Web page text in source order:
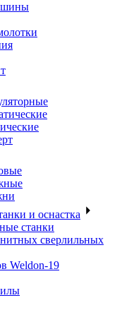
и оснастка
станки
сверлильных
Weldon-19